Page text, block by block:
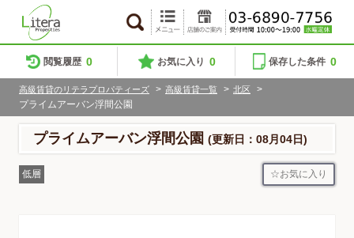
閲覧履歴 0 お気に入り 0 保存した条件 0
高級賃貸のリテラプロパティーズ > 高級賃貸一覧 > 北区
>
プライムアーバン浮間公園
プライムアーバン浮間公園 (更新日：08月04日)
低層 お気に入り